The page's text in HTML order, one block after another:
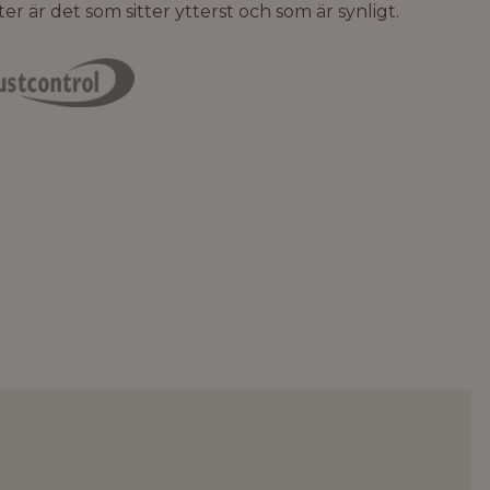
är det som sitter ytterst och som är synligt.